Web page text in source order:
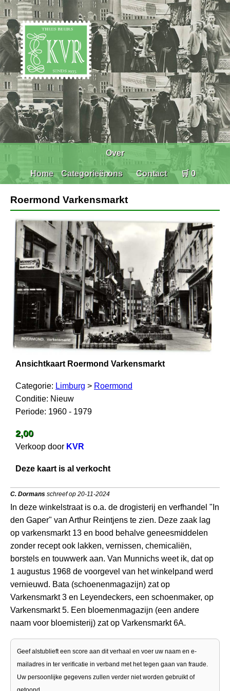
Home Categorieën
Over
ons Contact 🛒 0
Roermond Varkensmarkt
Ansichtkaart Roermond Varkensmarkt
Categorie: Limburg > Roermond
Conditie: Nieuw
Periode: 1960 - 1979
2,00
Verkoop door KVR
Deze kaart is al verkocht
C. Dormans schreef op 20-11-2024
In deze winkelstraat is o.a. de drogisterij en verfhandel "In
den Gaper" van Arthur Reintjens te zien. Deze zaak lag
op varkensmarkt 13 en bood behalve geneesmiddelen
zonder recept ook lakken, vernissen, chemicaliën,
borstels en touwwerk aan. Van Munnichs weet ik, dat op
1 augustus 1968 de voorgevel van het winkelpand werd
vernieuwd. Bata (schoenenmagazijn) zat op
Varkensmarkt 3 en Leyendeckers, een schoenmaker, op
Varkensmarkt 5. Een bloemenmagazijn (een andere
naam voor bloemisterij) zat op Varkensmarkt 6A.
Geef alstublieft een score aan dit verhaal en voer uw naam en e-
mailadres in ter verificatie in verband met het tegen gaan van fraude.
Uw persoonlijke gegevens zullen verder niet worden gebruikt of